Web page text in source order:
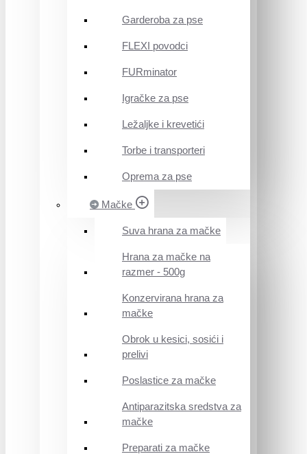
Garderoba za pse
FLEXI povodci
FURminator
Igračke za pse
Ležaljke i krevetići
Torbe i transporteri
Oprema za pse
Mačke
Suva hrana za mačke
Hrana za mačke na
razmer - 500g
Konzervirana hrana za
mačke
Obrok u kesici, sosići i
prelivi
Poslastice za mačke
Antiparazitska sredstva za
mačke
Preparati za mačke